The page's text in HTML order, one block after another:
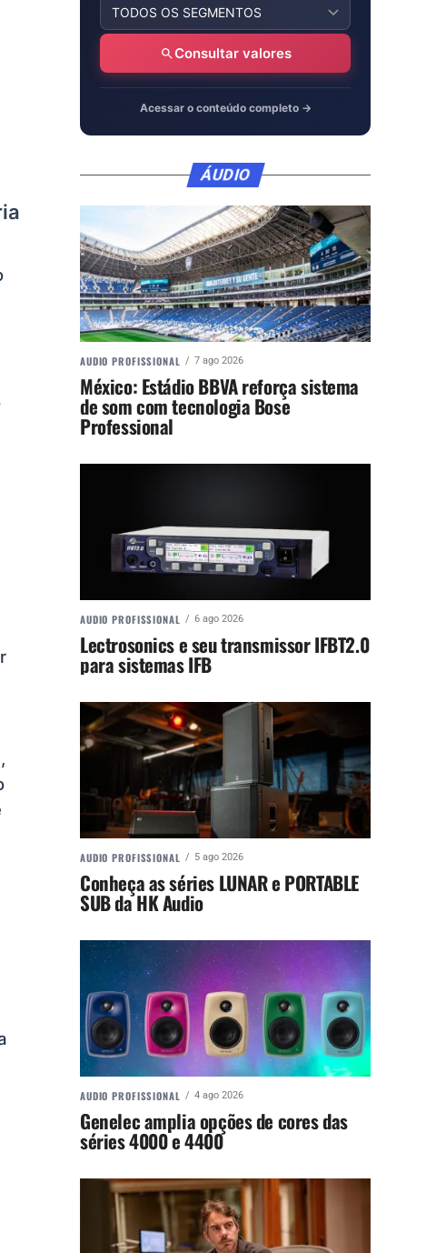
Consultar valores
Acessar o conteúdo completo →
ÁUDIO
AUDIO PROFISSIONAL 7 ago 2026
México: Estádio BBVA reforça sistema
de som com tecnologia Bose
Professional
AUDIO PROFISSIONAL 6 ago 2026
Lectrosonics e seu transmissor IFBT2.0
para sistemas IFB
AUDIO PROFISSIONAL 5 ago 2026
Conheça as séries LUNAR e PORTABLE
SUB da HK Audio
AUDIO PROFISSIONAL 4 ago 2026
Genelec amplia opções de cores das
séries 4000 e 4400